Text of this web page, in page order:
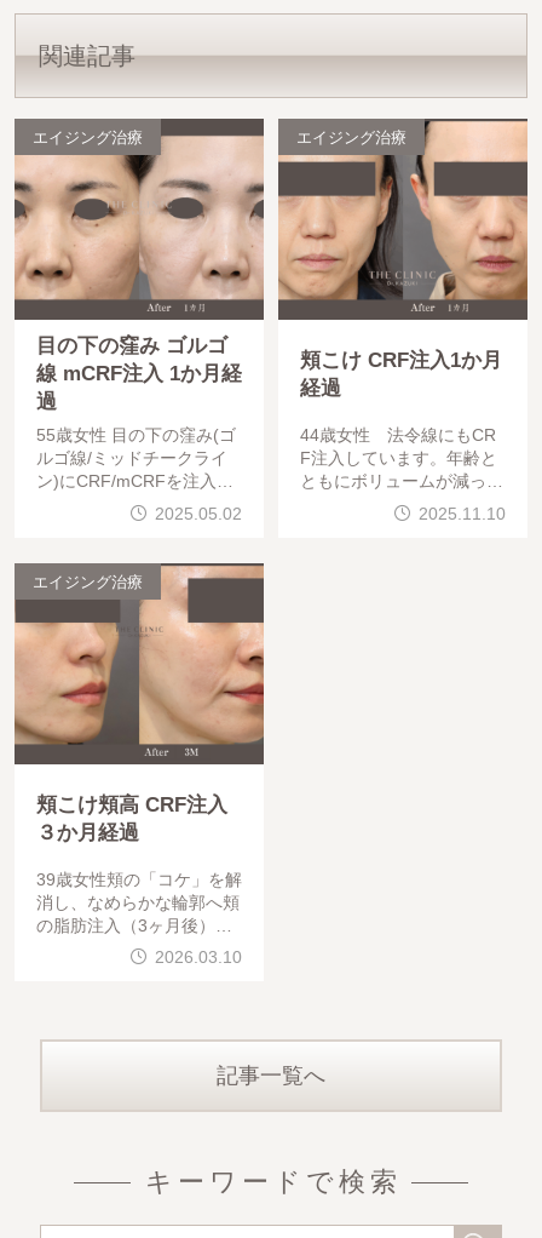
関連記事
エイジング治療
目の下の窪み ゴルゴ
線 mCRF注入 1か月経
過
55歳女性 目の下の窪み(ゴ
ルゴ線/ミッドチークライ
ン)にCRF/mCRFを注入し
ています。目の下の窪みが
改善されると若返った印象
0.6ml,
2025.05.02
エイジング治療
頬こけ CRF注入1か月
経過
44歳女性 法令線にもCR
F注入しています。年齢と
ともにボリュームが減って
くる頬の部分にCRF注入を
行っています。顔の脂肪は
2025.11.10
エイジング治療
頬こけ頬高 CRF注入
３か月経過
39歳女性頬の「コケ」を解
消し、なめらかな輪郭へ頬
の脂肪注入（3ヶ月後）の
症例です。加齢や骨格の影
響で目立ちやすい「頬のコ
凸を解消：影
2026.03.10
記事一覧へ
キーワードで検索